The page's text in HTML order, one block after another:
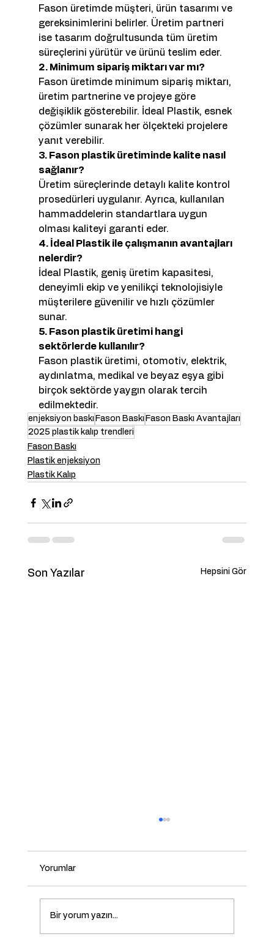
Fason üretimde müşteri, ürün tasarımı ve
gereksinimlerini belirler. Üretim partneri
ise tasarım doğrultusunda tüm üretim
süreçlerini yürütür ve ürünü teslim eder.
2. Minimum sipariş miktarı var mı?
Fason üretimde minimum sipariş miktarı,
üretim partnerine ve projeye göre
değişiklik gösterebilir. İdeal Plastik, esnek
çözümler sunarak her ölçekteki projelere
yanıt verebilir.
3. Fason plastik üretiminde kalite nasıl
sağlanır?
Üretim süreçlerinde detaylı kalite kontrol
prosedürleri uygulanır. Ayrıca, kullanılan
hammaddelerin standartlara uygun
olması kaliteyi garanti eder.
4. İdeal Plastik ile çalışmanın avantajları
nelerdir?
İdeal Plastik, geniş üretim kapasitesi,
deneyimli ekip ve yenilikçi teknolojisiyle
müşterilere güvenilir ve hızlı çözümler
sunar.
5. Fason plastik üretimi hangi
sektörlerde kullanılır?
Fason plastik üretimi, otomotiv, elektrik,
aydınlatma, medikal ve beyaz eşya gibi
birçok sektörde yaygın olarak tercih
edilmektedir.
enjeksiyon baskı Fason Baskı Fason Baskı Avantajları
2025 plastik kalıp trendleri
Fason Baskı
Plastik enjeksiyon
Plastik Kalıp
Son Yazılar Hepsini Gör
Yorumlar
Bir yorum yazın...